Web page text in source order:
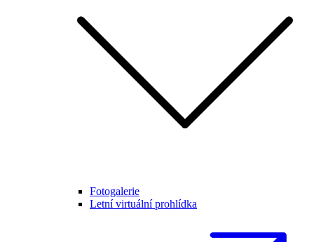
Fotogalerie
Letní virtuální prohlídka